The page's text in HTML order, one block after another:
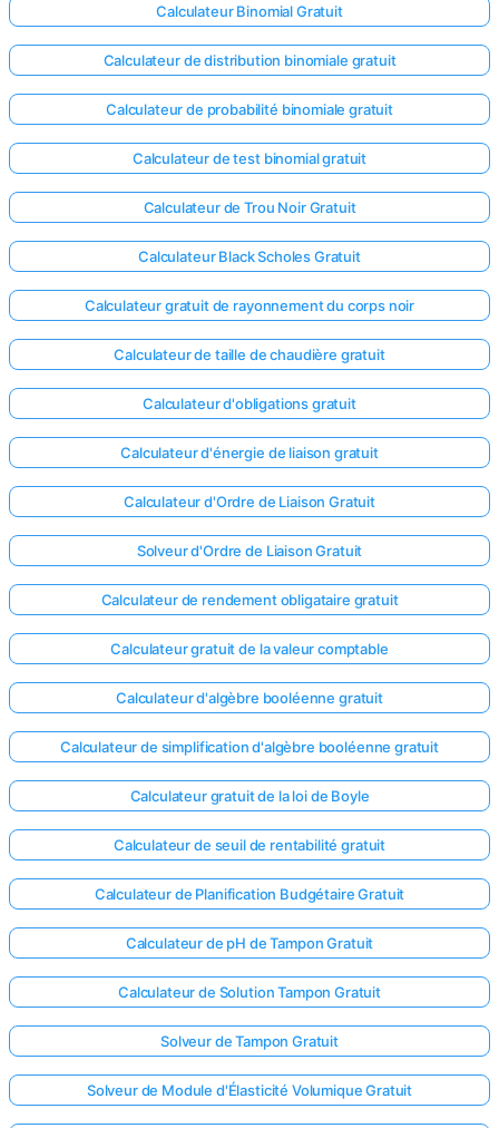
Calculateur Binomial Gratuit
Calculateur de distribution binomiale gratuit
Calculateur de probabilité binomiale gratuit
Calculateur de test binomial gratuit
Calculateur de Trou Noir Gratuit
Calculateur Black Scholes Gratuit
Calculateur gratuit de rayonnement du corps noir
Calculateur de taille de chaudière gratuit
Calculateur d'obligations gratuit
Calculateur d'énergie de liaison gratuit
Calculateur d'Ordre de Liaison Gratuit
Solveur d'Ordre de Liaison Gratuit
Calculateur de rendement obligataire gratuit
Calculateur gratuit de la valeur comptable
Calculateur d'algèbre booléenne gratuit
Calculateur de simplification d'algèbre booléenne gratuit
Calculateur gratuit de la loi de Boyle
Calculateur de seuil de rentabilité gratuit
Calculateur de Planification Budgétaire Gratuit
Calculateur de pH de Tampon Gratuit
Calculateur de Solution Tampon Gratuit
Solveur de Tampon Gratuit
Solveur de Module d'Élasticité Volumique Gratuit